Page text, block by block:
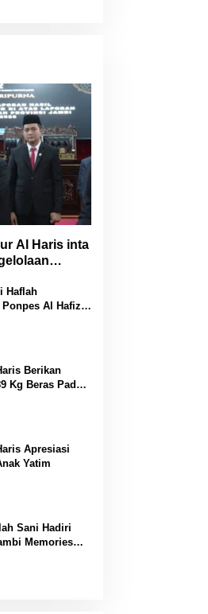
Al Haris inta
Haflah
Al Hafizh
Berikan
Kg Beras Pada
Apresiasi
Yatim
Sani Hadiri
Memories